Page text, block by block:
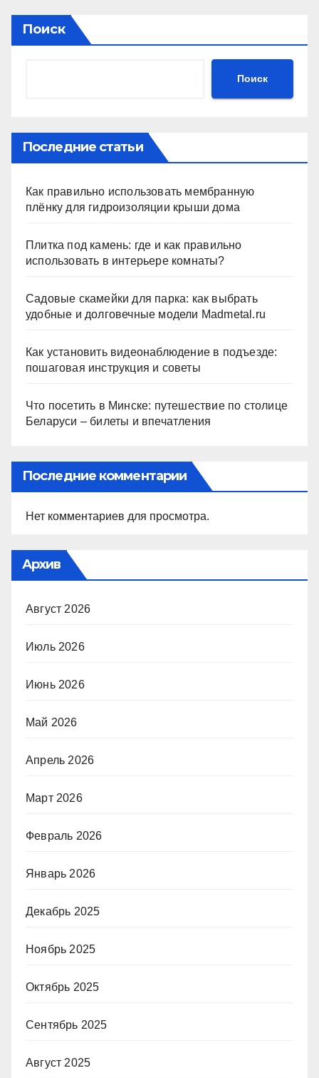
Поиск
Поиск
Последние статьи
Как правильно использовать мембранную
плёнку для гидроизоляции крыши дома
Плитка под камень: где и как правильно
использовать в интерьере комнаты?
Садовые скамейки для парка: как выбрать
удобные и долговечные модели Madmetal.ru
Как установить видеонаблюдение в подъезде:
пошаговая инструкция и советы
Что посетить в Минске: путешествие по столице
Беларуси – билеты и впечатления
Последние комментарии
Нет комментариев для просмотра.
Архив
Август 2026
Июль 2026
Июнь 2026
Май 2026
Апрель 2026
Март 2026
Февраль 2026
Январь 2026
Декабрь 2025
Ноябрь 2025
Октябрь 2025
Сентябрь 2025
Август 2025